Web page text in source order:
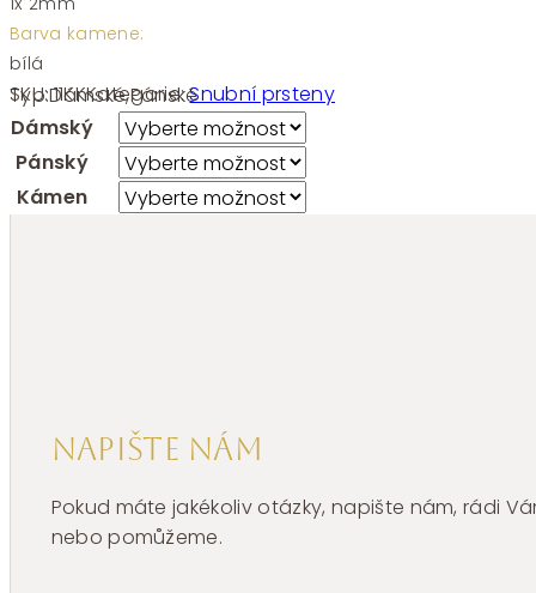
Barva kamene:
bílá
SKU:11KKKategorie:Snubní prsteny
Typ:Dámské,Pánské
Dámský
Pánský
Kámen
Napište nám
Pokud máte jakékoliv otázky, napište nám, rádi
nebo pomůžeme.